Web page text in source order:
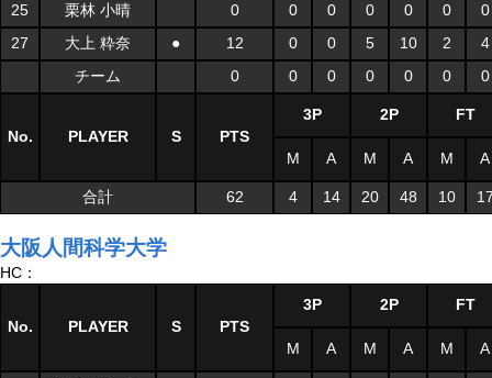
25
栗林 小晴 0 0 0 0 0 0
0
27
大上 粋奈 ● 12 0 0 5 10 2
4
チーム
0 0 0 0 0 0 0
No. PLAYER S PTS
3P 2P FT
M A M A M A
合計 62 4 14 20 48 10
大阪人間科学大学
HC：
No. PLAYER S PTS
3P 2P FT
M A M A M A